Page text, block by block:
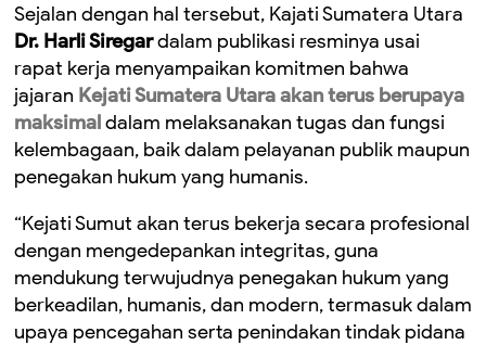
Sejalan dengan hal tersebut, Kajati Sumatera Utara
Dr. Harli Siregardalam publikasi resminya usai
rapat kerja menyampaikan komitmen bahwa
jajaran Kejati Sumatera Utara akan terus berupaya
maksimaldalam melaksanakan tugas dan fungsi
kelembagaan, baik dalam pelayanan publik maupun
penegakan hukum yang humanis.
“Kejati Sumut akan terus bekerja secara profesional
dengan mengedepankan integritas, guna
mendukung terwujudnya penegakan hukum yang
berkeadilan, humanis, dan modern, termasuk dalam
upaya pencegahan serta penindakan tindak pidana